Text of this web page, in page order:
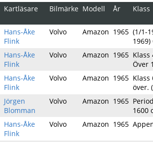
Kartläsare Bilmärke Modell År Klass
Hans-Åke
Flink
Volvo Amazon 1965 (1/1-
Hans-Åke
Flink
Volvo Amazon 1965 Klass
Över
Hans-Åke
Flink
Volvo Amazon 1965 Klass
över.
Jörgen
Blomman
Volvo Amazon 1965
1600
Hans-Åke
Flink
Volvo Amazon 1965